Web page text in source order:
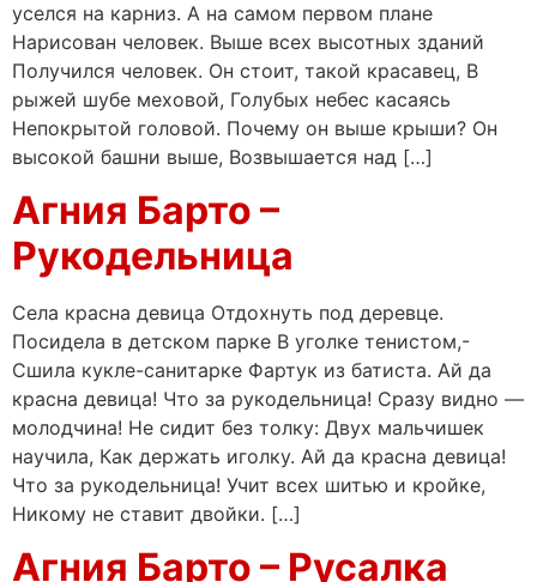
уселся на карниз. А на самом первом плане
Нарисован человек. Выше всех высотных зданий
Получился человек. Он стоит, такой красавец, В
рыжей шубе меховой, Голубых небес касаясь
Непокрытой головой. Почему он выше крыши? Он
высокой башни выше, Возвышается над […]
Агния Барто –
Рукодельница
Села красна девица Отдохнуть под деревце.
Посидела в детском парке В уголке тенистом,-
Сшила кукле-санитарке Фартук из батиста. Ай да
красна девица! Что за рукодельница! Сразу видно —
молодчина! Не сидит без толку: Двух мальчишек
научила, Как держать иголку. Ай да красна девица!
Что за рукодельница! Учит всех шитью и кройке,
Никому не ставит двойки. […]
Агния Барто – Русалка